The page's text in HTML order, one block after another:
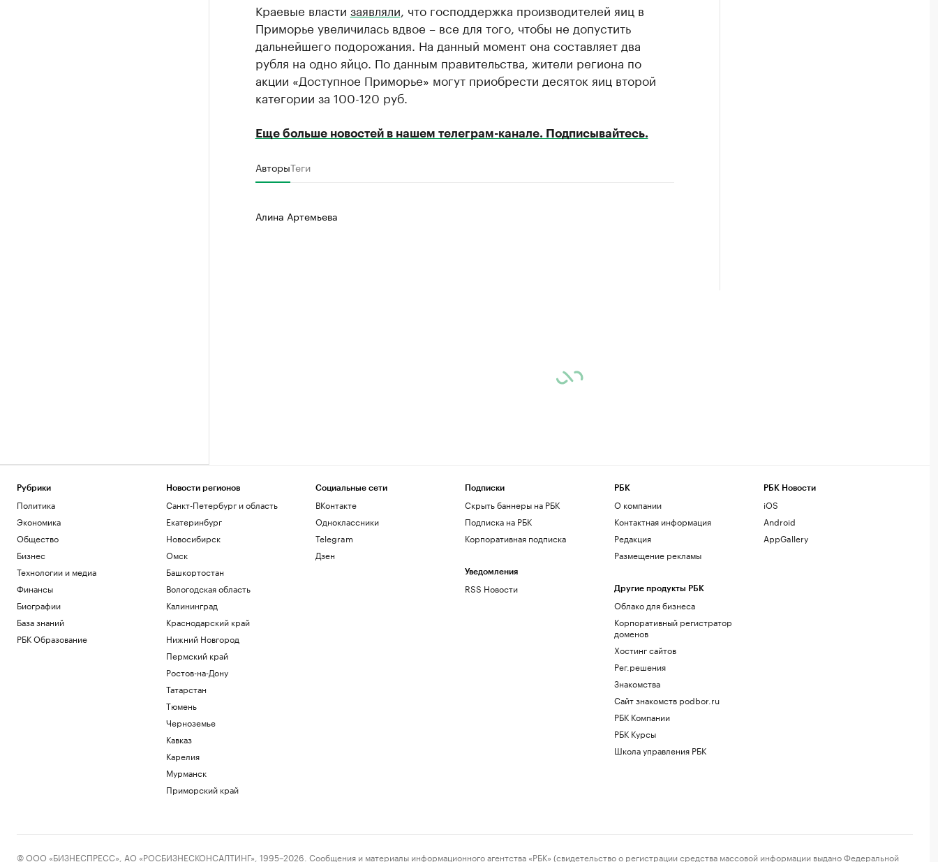
Краевые власти заявляли , что господдержка производителей яиц в
Приморье увеличилась вдвое – все для того, чтобы не допустить
дальнейшего подорожания. На данный момент она составляет два
рубля на одно яйцо. По данным правительства, жители региона по
акции «Доступное Приморье» могут приобрести десяток яиц второй
категории за 100-120 руб.
Еще больше новостей в нашем телеграм-канале. Подписывайтесь.
АвторыТеги
Алина Артемьева
Рубрики
Политика
Экономика
Общество
Бизнес
Технологии и медиа
Финансы
Биографии
База знаний
РБК Образование
Новости регионов
Санкт-Петербург и область
Екатеринбург
Новосибирск
Омск
Башкортостан
Вологодская область
Калининград
Краснодарский край
Нижний Новгород
Пермский край
Ростов-на-Дону
Татарстан
Тюмень
Черноземье
Кавказ
Карелия
Мурманск
Приморский край
Социальные сети
ВКонтакте
Одноклассники
Telegram
Дзен
Подписки
Скрыть баннеры на РБК
Подписка на РБК
Корпоративная подписка
Уведомления
RSS Новости
РБК
О компании
Контактная информация
Редакция
Размещение рекламы
Другие продукты РБК
Облако для бизнеса
Корпоративный регистратор
доменов
Хостинг сайтов
Рег.решения
Знакомства
Сайт знакомств podbor.ru
РБК Компании
РБК Курсы
Школа управления РБК
РБК Новости
iOS
Android
AppGallery
© ООО «БИЗНЕСПРЕСС», АО «РОСБИЗНЕСКОНСАЛТИНГ», 1995–2026. Сообщения и материалы информационного агентства «РБК» (свидетельство о регистрации средства массовой информации выдано Федеральной